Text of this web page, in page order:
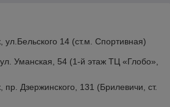
14 (ст.м. Спортивная)
Уманская, 54 (1-й этаж ТЦ «Глобо»,
Дзержинского, 131 (Брилевичи, ст.